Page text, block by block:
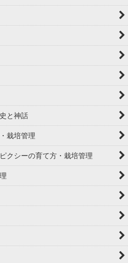
と神話
栽培管理
クシーの育て方・栽培管理